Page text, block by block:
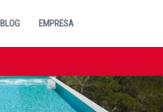
BLOG EMPRESA